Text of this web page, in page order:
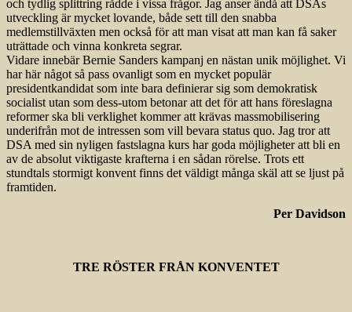
och tydlig splittring rådde i vissa frågor. Jag anser ändå att DSAs
utveckling är mycket lovande, både sett till den snabba
medlemstillväxten men också för att man visat att man kan få saker
uträttade och vinna konkreta segrar.
Vidare innebär Bernie Sanders kampanj en nästan unik möjlighet. Vi
har här något så pass ovanligt som en mycket populär
presidentkandidat som inte bara definierar sig som demokratisk
socialist utan som dess-utom betonar att det för att hans föreslagna
reformer ska bli verklighet kommer att krävas massmobilisering
underifrån mot de intressen som vill bevara status quo. Jag tror att
DSA med sin nyligen fastslagna kurs har goda möjligheter att bli en
av de absolut viktigaste krafterna i en sådan rörelse. Trots ett
stundtals stormigt konvent finns det väldigt många skäl att se ljust på
framtiden.
Per Davidson
TRE RÖSTER FRÅN KONVENTET